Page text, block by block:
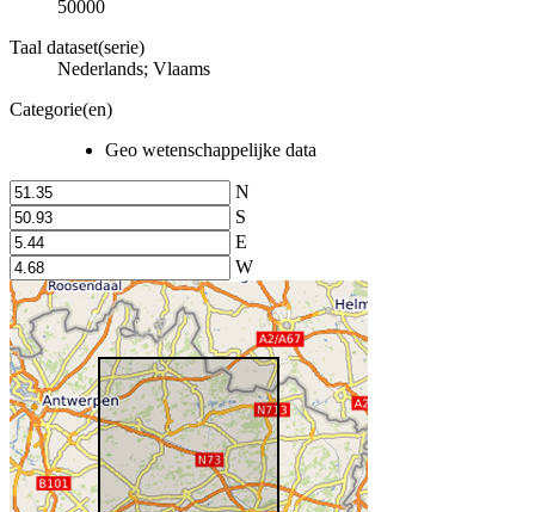
50000
Taal dataset(serie)
Nederlands; Vlaams
Categorie(en)
Geo wetenschappelijke data
N
S
E
W